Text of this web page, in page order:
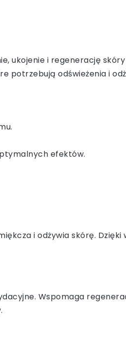
ukojenie i regenerację
potrzebują odświeżenia i
efektów.
i odżywia skórę.
Wspomaga